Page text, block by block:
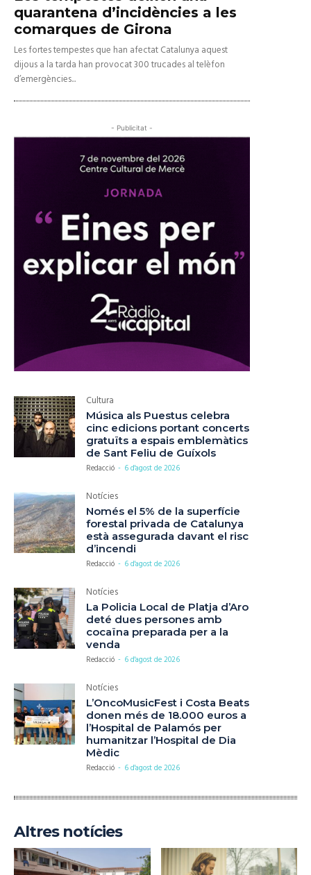
quarantena d’incidències a les
comarques de Girona
Les fortes tempestes que han afectat Catalunya aquest
dijous a la tarda han provocat 300 trucades al telèfon
d’emergències...
- Publicitat -
Cultura
Música als Puestus celebra
cinc edicions portant concerts
gratuïts a espais emblemàtics
de Sant Feliu de Guíxols
Redacció - 6 d'agost de 2026
Notícies
Només el 5% de la superfície
forestal privada de Catalunya
està assegurada davant el risc
d’incendi
Redacció - 6 d'agost de 2026
Notícies
La Policia Local de Platja d’Aro
deté dues persones amb
cocaïna preparada per a la
venda
Redacció - 6 d'agost de 2026
Notícies
L’OncoMusicFest i Costa Beats
donen més de 18.000 euros a
l’Hospital de Palamós per
humanitzar l’Hospital de Dia
Mèdic
Redacció - 6 d'agost de 2026
Altres notícies